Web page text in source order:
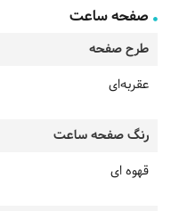
صفحه ساعت
طرح صفحه
عقربه‌ای
رنگ صفحه ساعت
قهوه ای